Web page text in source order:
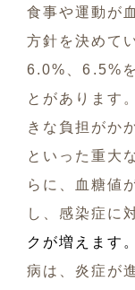
食事や運動が
方針を決めて
6.0%
、6.5%
とがあります
きな負担がか
といった重大
らに、血糖値
し、感染症に
クが増えます。
病は、炎症が